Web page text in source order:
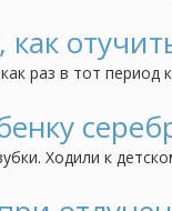
говорит,
у кого-нибудь
раз в тот период
так
3 года, а привычка
Ходили к
но результат